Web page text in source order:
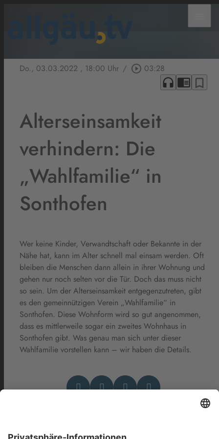
Do., 03.03.2022 , 18:00 Uhr / play_circle_outline 03:28
headphones chrome_reader_mode bookmark_border
Alterseinsamkeit
verhindern: Die
„Wahlfamilie“ in
Sonthofen
Wer keine Kinder, Verwandtschaft oder Bekannte in der
Nähe hat, kann im Alter schnell mal einsam werden. Oft
bleiben die Menschen dann allein in ihrer Wohnung und
gehen nur noch selten vor die Tür. Doch das muss nicht
so sein. Um der Alterseinsamkeit entgegenzutreten, gibt
es den gemeinnützigen Verein „Wahlfamilie“ in
Sonthofen. Diese Wohnform wird so gut angenommen,
dass es mittlerweile sogar ein zweites Wohnhaus in
Sonthofen gibt. Was genau man sich unter dieser
Wahlfamilie vorstellen kann – wir haben die Details.